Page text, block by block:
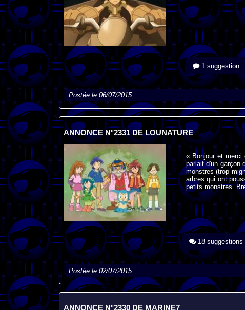
1 suggestion
Postée le 06/07/2015.
ANNONCE N°2331 DE LOUNATURE
« Bonjour et merci
parlait d'un garçon
monstres (trop
arbres qui ont
petits monstres.
18 suggestions
Postée le 02/07/2015.
ANNONCE N°2330 DE MARINE7